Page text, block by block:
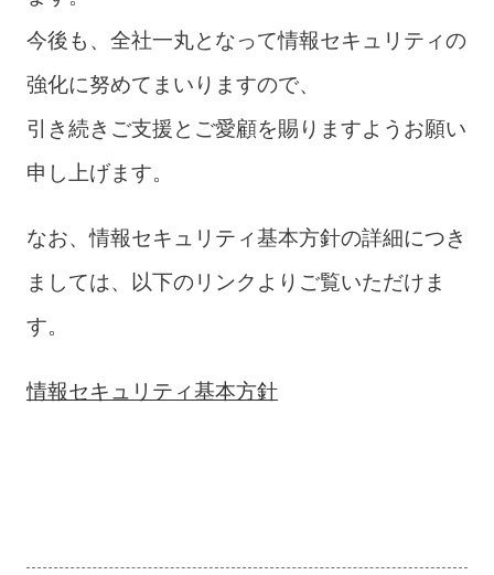
今後も、全社一丸となって情報セキュリティの
強化に努めてまいりますので、
引き続きご支援とご愛顧を賜りますようお願い
申し上げます。
なお、情報セキュリティ基本方針の詳細につき
ましては、以下のリンクよりご覧いただけま
す。
情報セキュリティ基本方針